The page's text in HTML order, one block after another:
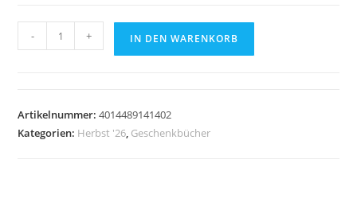
Glück
Menge
- + IN DEN WARENKORB
Artikelnummer:4014489141402
Kategorien: Herbst '26, Geschenkbücher